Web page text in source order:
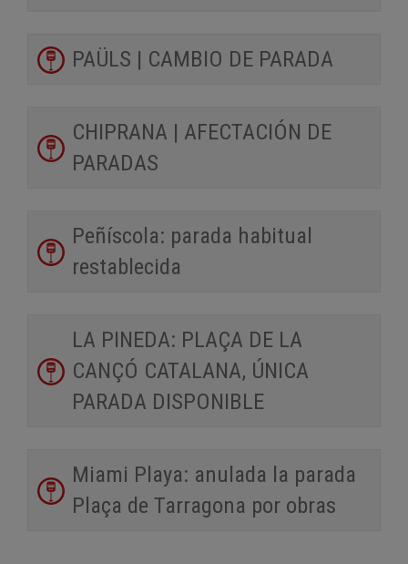
PAÜLS | CAMBIO DE PARADA
CHIPRANA | AFECTACIÓN DE
PARADAS
Peñíscola: parada habitual
restablecida
LA PINEDA: PLAÇA DE LA
CANÇÓ CATALANA, ÚNICA
PARADA DISPONIBLE
Miami Playa: anulada la parada
Plaça de Tarragona por obras